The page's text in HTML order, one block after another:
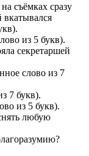
съёмках сразу
вкатывался
из 5 букв).
секретаршей
слово из 7
7 букв).
из 5 букв).
любую